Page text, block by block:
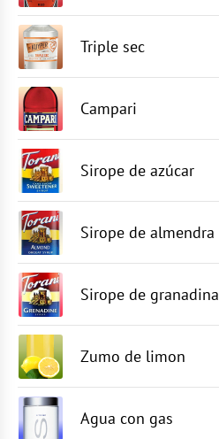
Triple sec
Campari
Sirope de azúcar
Sirope de almendra
Sirope de granadina
Zumo de limon
Agua con gas